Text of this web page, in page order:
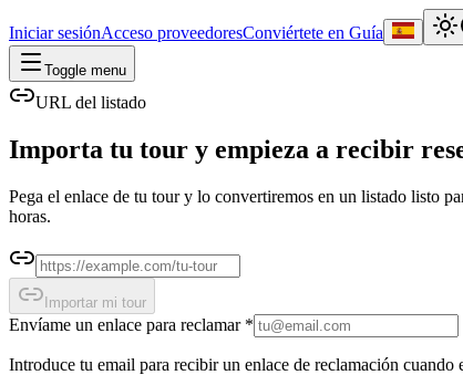
Iniciar sesiónAcceso proveedoresConviértete en Guía
Toggle menu
URL del listado
Importa tu tour y empieza a recibir
Pega el enlace de tu tour y lo convertiremos en un listado listo
horas.
Importar mi tour
Envíame un enlace para reclamar *
Introduce tu email para recibir un enlace de reclamación cuando